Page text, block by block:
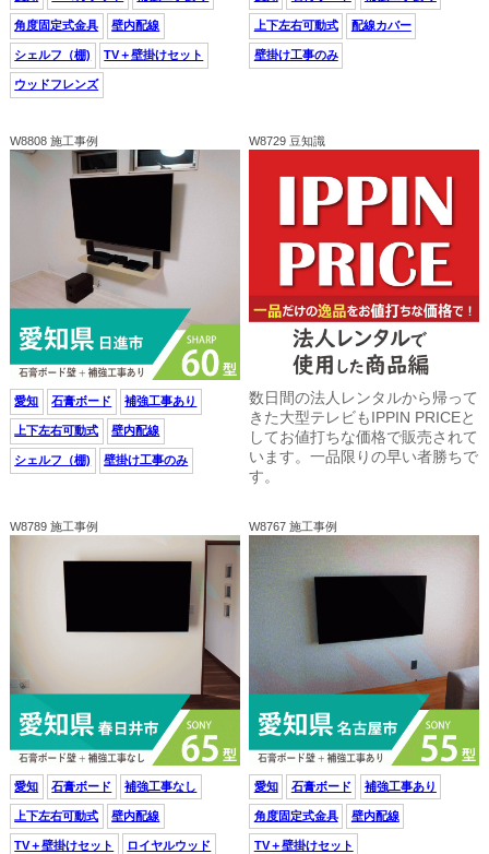
角度固定式金具 壁内配線
シェルフ（棚) TV＋壁掛けセット
ウッドフレンズ
上下左右可動式 配線カバー
壁掛け工事のみ
W8808 施工事例
愛知 石膏ボード 補強工事あり
上下左右可動式 壁内配線
シェルフ（棚) 壁掛け工事のみ
W8729 豆知識
数日間の法人レンタルから帰って
きた大型テレビもIPPIN PRICEと
してお値打ちな価格で販売されて
います。一品限りの早い者勝ちで
す。
W8789 施工事例
愛知 石膏ボード 補強工事なし
上下左右可動式 壁内配線
TV＋壁掛けセット ロイヤルウッド
W8767 施工事例
愛知 石膏ボード 補強工事あり
角度固定式金具 壁内配線
TV＋壁掛けセット